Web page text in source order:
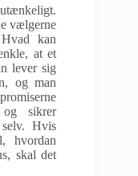
vælgerne
kan
at et
lever sig
og man
sikrer
Hvis
hvordan
skal det